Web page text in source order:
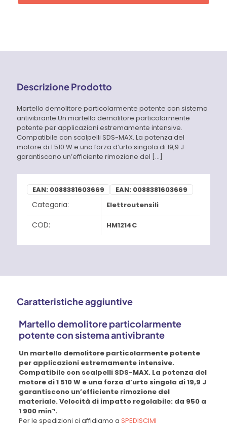
Era:
È:
Descrizione Prodotto
Martello demolitore particolarmente potente con sistema
antivibrante Un martello demolitore particolarmente
potente per applicazioni estremamente intensive.
Compatibile con scalpelli SDS-MAX. La potenza del
motore di 1 510 W e una forza d’urto singola di 19,9 J
garantiscono un’efficiente rimozione del […]
EAN: 0088381603669 EAN: 0088381603669
Categoria: Elettroutensili
COD: HM1214C
Caratteristiche aggiuntive
Martello demolitore particolarmente
potente con sistema antivibrante
Un martello demolitore particolarmente potente
per applicazioni estremamente intensive.
Compatibile con scalpelli SDS-MAX. La potenza del
motore di 1 510 W e una forza d’urto singola di 19,9 J
garantiscono un’efficiente rimozione del
materiale. Velocità di impatto regolabile: da 950 a
1 900 min⁻¹.
Per le spedizioni ci affidiamo a SPEDISCIMI